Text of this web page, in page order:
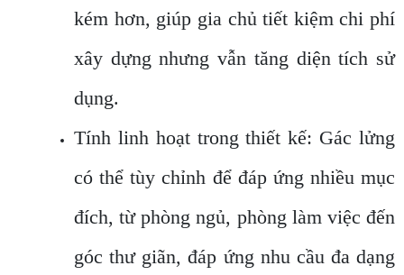
kém hơn, giúp gia chủ tiết kiệm chi phí
xây dựng nhưng vẫn tăng diện tích sử
dụng.
Tính linh hoạt trong thiết kế: Gác lửng
có thể tùy chỉnh để đáp ứng nhiều mục
đích, từ phòng ngủ, phòng làm việc đến
góc thư giãn, đáp ứng nhu cầu đa dạng